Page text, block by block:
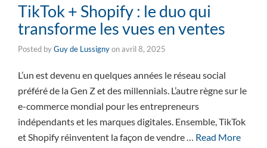
TikTok + Shopify : le duo qui
transforme les vues en ventes
Posted byGuy de Lussignyonavril 8, 2025
L’un est devenu en quelques années le réseau social
préféré de la Gen Z et des millennials. L’autre règne sur le
e-commerce mondial pour les entrepreneurs
indépendants et les marques digitales. Ensemble, TikTok
et Shopify réinventent la façon de vendre … Read More